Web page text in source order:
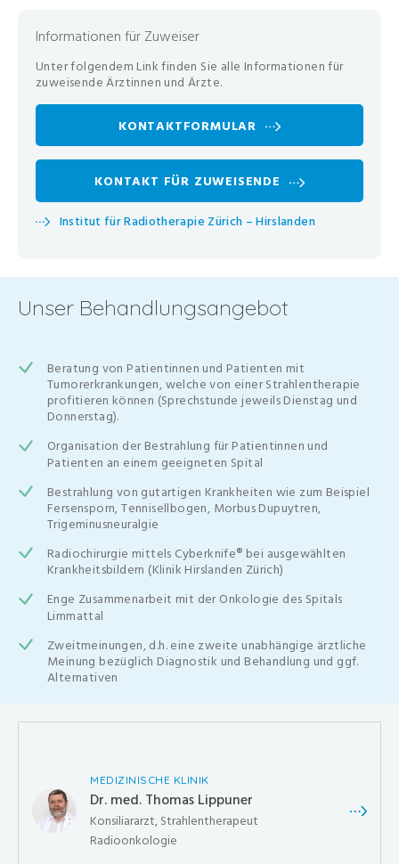
Informationen für Zuweiser
Unter folgendem Link finden Sie alle Informationen für
zuweisende Ärztinnen und Ärzte.
KONTAKTFORMULAR
KONTAKT FÜR ZUWEISENDE
Institut für Radiotherapie Zürich – Hirslanden
Unser Behandlungsangebot
Beratung von Patientinnen und Patienten mit
Tumorerkrankungen, welche von einer Strahlentherapie
profitieren können (Sprechstunde jeweils Dienstag und
Donnerstag).
Organisation der Bestrahlung für Patientinnen und
Patienten an einem geeigneten Spital
Bestrahlung von gutartigen Krankheiten wie zum Beispiel
Fersensporn, Tennisellbogen, Morbus Dupuytren,
Trigeminusneuralgie
Radiochirurgie mittels Cyberknife® bei ausgewählten
Krankheitsbildern (Klinik Hirslanden Zürich)
Enge Zusammenarbeit mit der Onkologie des Spitals
Limmattal
Zweitmeinungen, d.h. eine zweite unabhängige ärztliche
Meinung bezüglich Diagnostik und Behandlung und ggf.
Alternativen
MEDIZINISCHE KLINIK
Dr. med. Thomas Lippuner
Konsiliararzt, Strahlentherapeut
Radioonkologie